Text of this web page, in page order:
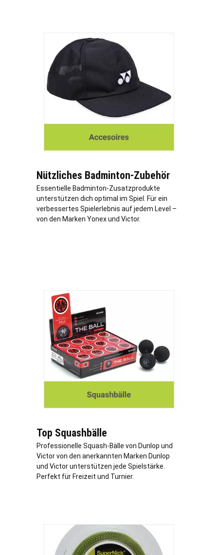
Nützliches Badminton-Zubehör
Essentielle Badminton-Zusatzprodukte
unterstützen dich optimal im Spiel. Für ein
verbessertes Spielerlebnis auf jedem Level –
von den Marken Yonex und Victor.
Top Squashbälle
Professionelle Squash-Bälle von Dunlop und
Victor von den anerkannten Marken Dunlop
und Victor unterstützen jede Spielstärke.
Perfekt für Freizeit und Turnier.